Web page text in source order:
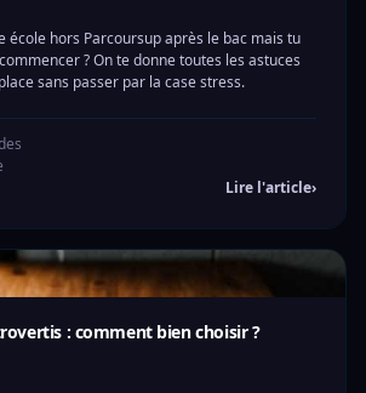
école hors Parcoursup après le bac mais tu
? On te donne toutes les astuces
sans passer par la case stress.
Lire l'article›
: comment bien choisir ?